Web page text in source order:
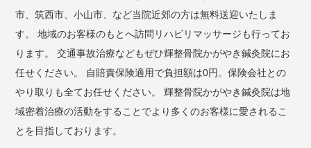
市、筑西市、小山市、など当院近郊の方は無料送迎いたしま
す。 地域のお客様のもとへ訪問リハビリマッサージも行ってお
ります。 交通事故治療などもぜひ輝整骨院かがやき鍼灸院にお
任せください。 自賠責保険適用で負担額は0円。保険会社との
やり取りも全てお任せください。 輝整骨院かがやき鍼灸院は地
域密着治療の活動をすることでより多くのお客様に愛されるこ
とを目指しております。